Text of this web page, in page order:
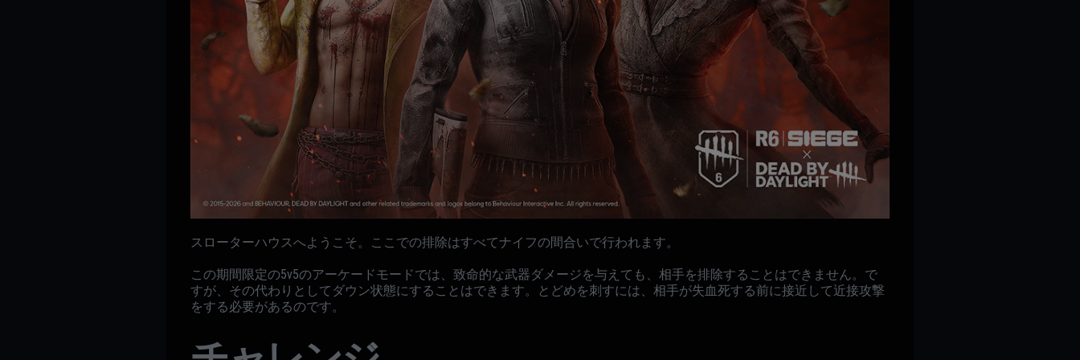
スローターハウスへようこそ。ここでの排除はすべてナイフの間合いで行われます。
この期間限定の5v5のアーケードモードでは、致命的な武器ダメージを与えても、相手を排除することはできません。で
すが、その代わりとしてダウン状態にすることはできます。とどめを刺すには、相手が失血死する前に接近して近接攻撃
をする必要があるのです。